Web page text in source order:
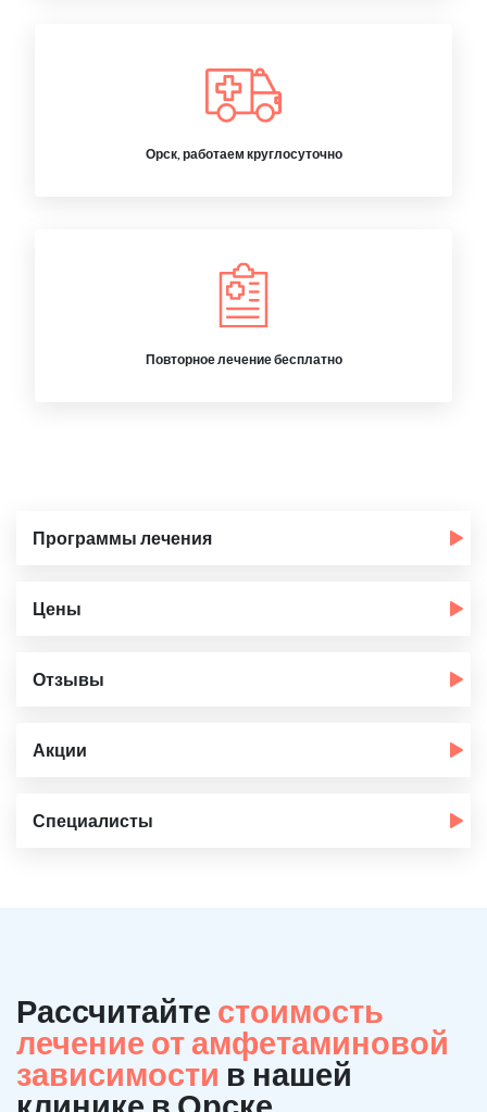
Орск, работаем круглосуточно
Повторное лечение бесплатно
Программы лечения
Цены
Отзывы
Акции
Специалисты
Рассчитайте стоимость
лечение от амфетаминовой
зависимости в нашей